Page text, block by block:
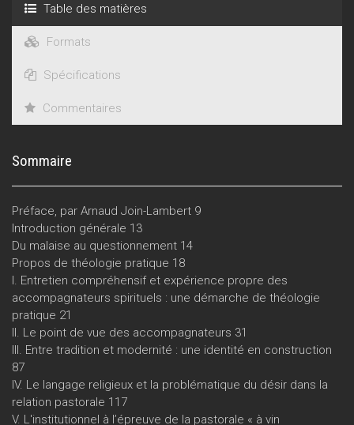
Table des matières
Formats
Spécifications
Commentaires
Sommaire
Préface, par Arnaud Join-Lambert 9
Introduction générale 13
Du malaise au questionnement 14
Propos de théologie pratique 18
I. Entretien compréhensif et expérience propre des
accompagnateurs spirituels : une démarche de théologie
pratique 21
II. Le point de vue des accompagnateurs 31
III. Entre tradition et modernité : une identité en construction
87
IV. Le langage religieux et la problématique du désir dans la
relation pastorale 117
V. L'institutionnel à l’épreuve de la pastorale « à vin